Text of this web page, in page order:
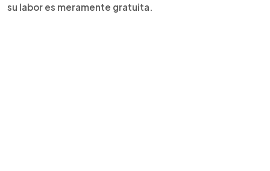
su labor es meramente gratuita.